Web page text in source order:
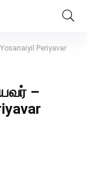
Periyavar
–